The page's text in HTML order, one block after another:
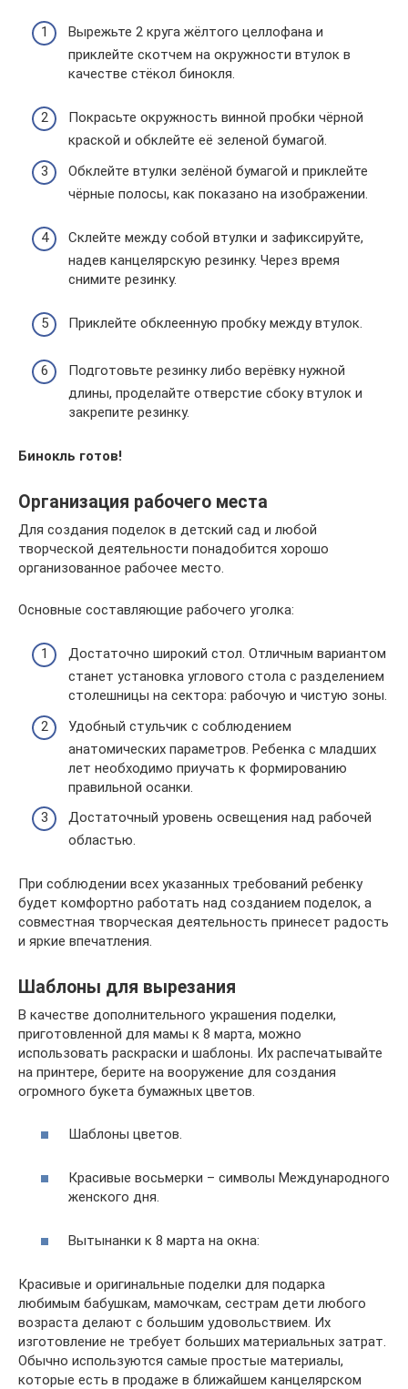
Вырежьте 2 круга жёлтого целлофана и
приклейте скотчем на окружности втулок в
качестве стёкол бинокля.
Покрасьте окружность винной пробки чёрной
краской и обклейте её зеленой бумагой.
Обклейте втулки зелёной бумагой и приклейте
чёрные полосы, как показано на изображении.
Склейте между собой втулки и зафиксируйте,
надев канцелярскую резинку. Через время
снимите резинку.
Приклейте обклеенную пробку между втулок.
Подготовьте резинку либо верёвку нужной
длины, проделайте отверстие сбоку втулок и
закрепите резинку.
Бинокль готов!
Организация рабочего места
Для создания поделок в детский сад и любой
творческой деятельности понадобится хорошо
организованное рабочее место.
Основные составляющие рабочего уголка:
Достаточно широкий стол. Отличным вариантом
станет установка углового стола с разделением
столешницы на сектора: рабочую и чистую зоны.
Удобный стульчик с соблюдением
анатомических параметров. Ребенка с младших
лет необходимо приучать к формированию
правильной осанки.
Достаточный уровень освещения над рабочей
областью.
При соблюдении всех указанных требований ребенку
будет комфортно работать над созданием поделок, а
совместная творческая деятельность принесет радость
и яркие впечатления.
Шаблоны для вырезания
В качестве дополнительного украшения поделки,
приготовленной для мамы к 8 марта, можно
использовать раскраски и шаблоны. Их распечатывайте
на принтере, берите на вооружение для создания
огромного букета бумажных цветов.
Шаблоны цветов.
Красивые восьмерки – символы Международного
женского дня.
Вытынанки к 8 марта на окна:
Красивые и оригинальные поделки для подарка
любимым бабушкам, мамочкам, сестрам дети любого
возраста делают с большим удовольствием. Их
изготовление не требует больших материальных затрат.
Обычно используются самые простые материалы,
которые есть в продаже в ближайшем канцелярском